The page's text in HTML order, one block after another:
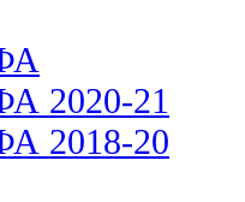
2020-21
2018-20